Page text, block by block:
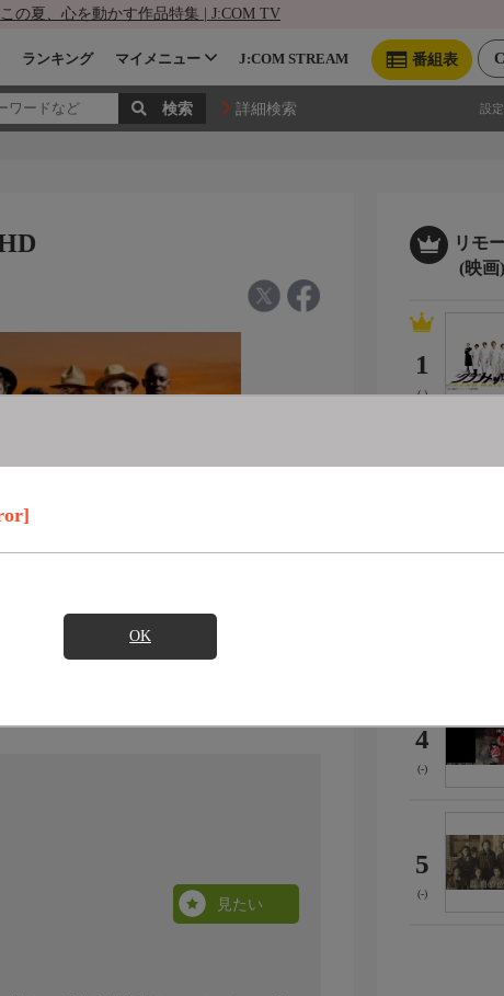
この夏、心を動かす作品特集 | J:COM TV
番組表
ランキング マイメニュー J:COM STREAM
詳細検索 設定
OK
見たい
リモ
(映画)
1
(-)
4
(-)
5
(-)